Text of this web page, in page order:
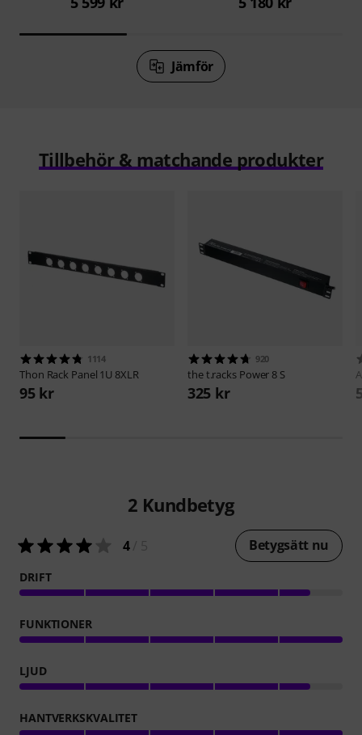
Jämför
Tillbehör & matchande produkter
1114
Thon Rack Panel 1U 8XLR
95 kr
920
the t.racks Power 8 S
325 kr
2 Kundbetyg
4/ 5 Betygsätt nu
DRIFT
FUNKTIONER
LJUD
HANTVERKSKVALITET